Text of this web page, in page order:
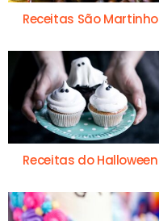
Receitas São Martinho
Receitas do Halloween